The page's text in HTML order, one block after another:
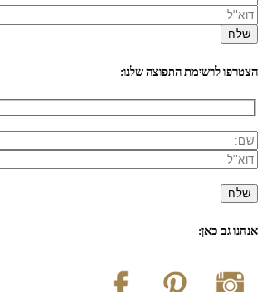
הצטרפו לרשימת התפוצה שלנו:
אנחנו גם כאן: